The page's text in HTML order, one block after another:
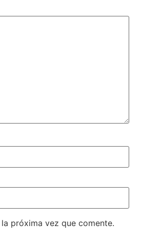
próxima vez que comente.